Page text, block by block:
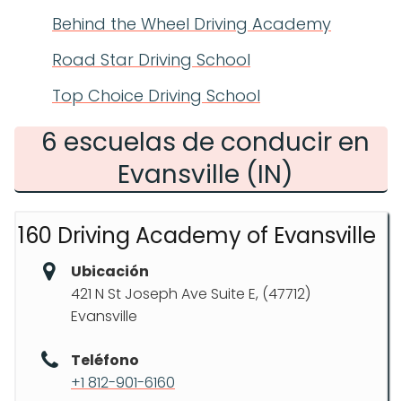
Behind the Wheel Driving Academy
Road Star Driving School
Top Choice Driving School
6 escuelas de conducir en
Evansville (IN)
160 Driving Academy of Evansville
Ubicación
421 N St Joseph Ave Suite E, (47712)
Evansville
Teléfono
+1 812-901-6160